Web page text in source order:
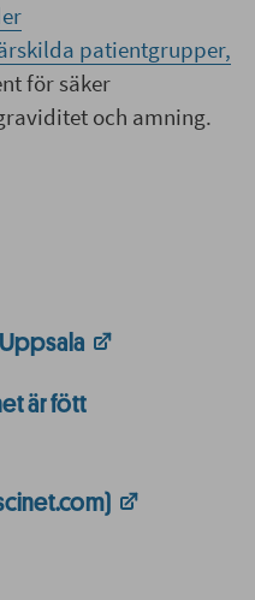
patientgrupper,
för säker
och amning.
är fött